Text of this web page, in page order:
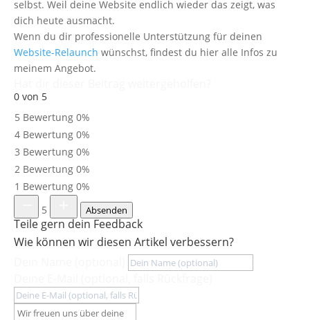
selbst. Weil deine Website endlich wieder das zeigt, was
dich heute ausmacht.
Wenn du dir professionelle Unterstützung für deinen
Website-Relaunch wünschst, findest du hier alle Infos zu
meinem Angebot.
0 von 5
5 Bewertung 0%
4 Bewertung 0%
3 Bewertung 0%
2 Bewertung 0%
1 Bewertung 0%
5
Absenden
Teile gern dein Feedback
Wie können wir diesen Artikel verbessern?